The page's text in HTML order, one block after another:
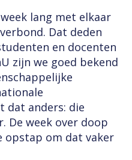
week lang met elkaar
Dat deden
en docenten
zijn we goed bekend
dat anders: die
De week over doop
opstap om dat vaker